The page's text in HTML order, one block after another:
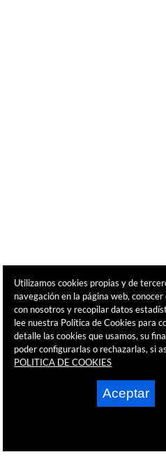
Utilizamos cookies propias y de
navegación en la página web,
con nosotros y recopilar datos
lee nuestra Política de Cookies para
detalle las cookies que usamos, su
poder configurarlas o rechazarlas, si
POLITICA DE COOKIES
Aceptar